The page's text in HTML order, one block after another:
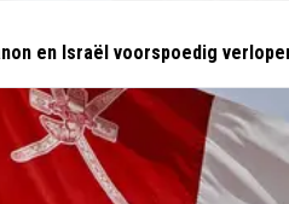
en Israël voorspoedig